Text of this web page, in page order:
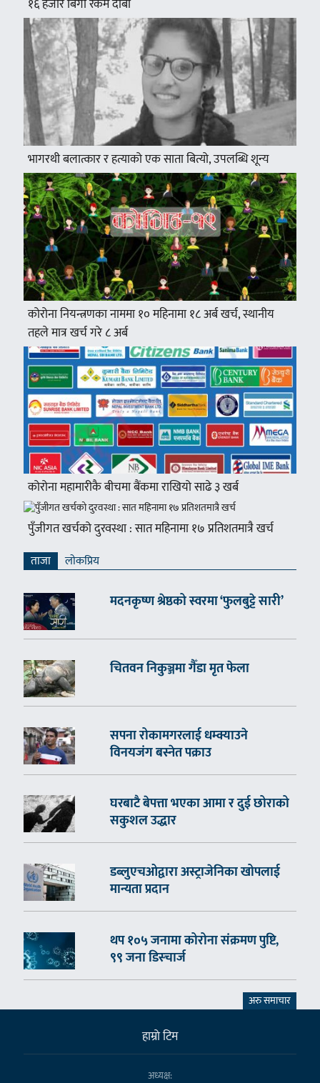
१६ हजार बिगो रकम दाबी
भागरथी बलात्कार र हत्याको एक साता बित्यो, उपलब्धि शून्य
कोरोना नियन्त्रणका नाममा १० महिनामा १८ अर्ब खर्च, स्थानीय
तहले मात्र खर्च गरे ८ अर्ब
कोरोना महामारीकै बीचमा बैंकमा राखियो साढे ३ खर्ब
पुँजीगत खर्चको दुरवस्था : सात महिनामा १७ प्रतिशतमात्रै खर्च
ताजा लाेकप्रिय
मदनकृष्ण श्रेष्ठको स्वरमा ‘फुलबुट्टे सारी’
चितवन निकुञ्जमा गैँडा मृत फेला
सपना रोकामगरलाई धम्क्याउने
विनयजंग बस्नेत पक्राउ
घरबाटै बेपत्ता भएका आमा र दुई छोराको
सकुशल उद्धार
डब्लुएचओद्वारा अस्ट्राजेनिका खोपलाई
मान्यता प्रदान
थप १०५ जनामा कोरोना संक्रमण पुष्टि,
९९ जना डिस्चार्ज
अरु समाचार
हाम्राे टिम
अध्यक्ष: